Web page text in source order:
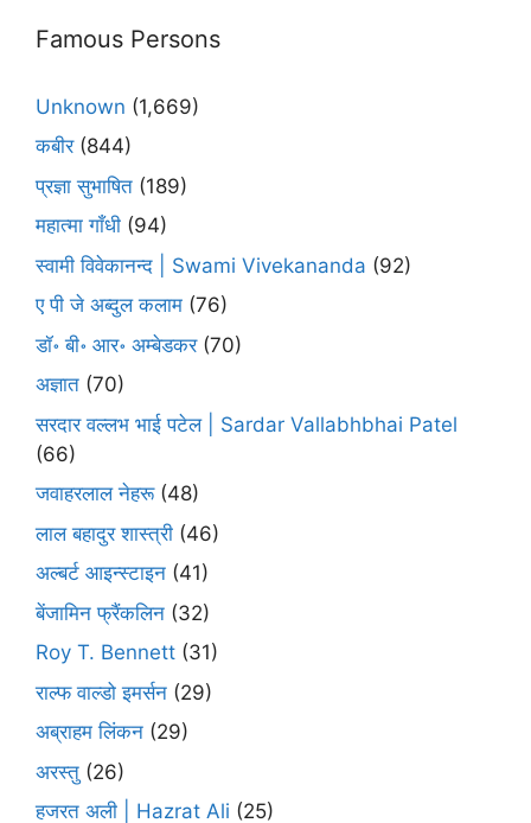
Famous Persons
Unknown (1,669)
कबीर(844)
प्रज्ञा सुभाषित (189)
महात्मा गाँधी (94)
स्वामी विवेकानन्द | Swami Vivekananda (92)
ए पी जे अब्दुल कलाम (76)
डॉ॰ बी॰ आर॰ अम्बेडकर(70)
अज्ञात (70)
सरदार वल्लभ भाई पटेल | Sardar Vallabhbhai Patel
(66)
जवाहरलाल नेहरू(48)
लाल बहादुर शास्त्री (46)
अल्बर्ट आइन्स्टाइन (41)
बेंजामिन फ्रैंकलिन (32)
Roy T. Bennett (31)
राल्फ वाल्डो इमर्सन (29)
अब्राहम लिंकन (29)
अरस्तु (26)
हजरत अली | Hazrat Ali (25)